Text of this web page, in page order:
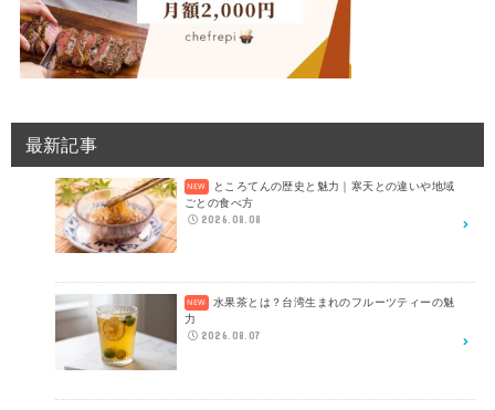
最新記事
ところてんの歴史と魅力｜寒天との違いや地域
ごとの食べ方
2026.08.08
水果茶とは？台湾生まれのフルーツティーの魅
力
2026.08.07